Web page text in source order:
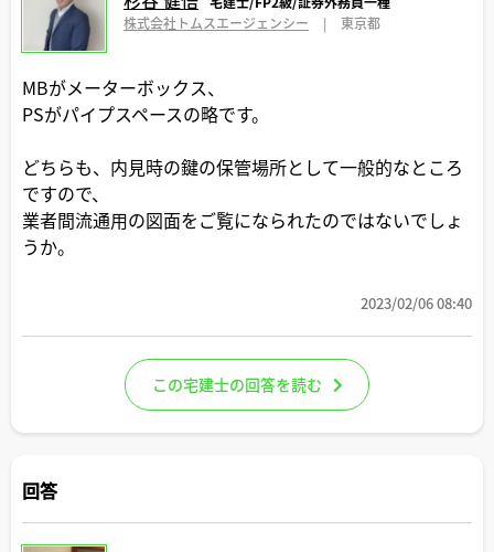
株式会社トムスエージェンシー
| 東京都
MBがメーターボックス、
PSがパイプスペースの略です。
どちらも、内見時の鍵の保管場所として一般的なところ
ですので、
業者間流通用の図面をご覧になられたのではないでしょ
うか。
2023/02/06 08:40
この宅建士の回答を読む
回答